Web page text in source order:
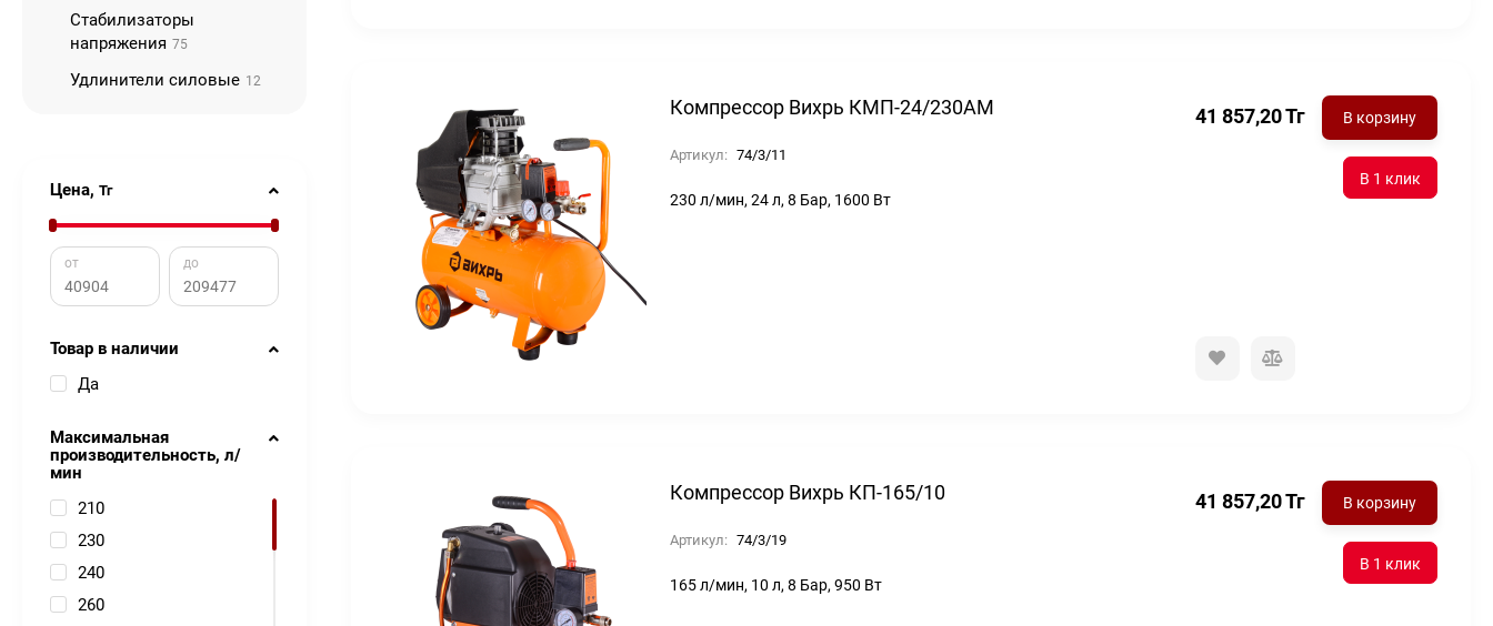
Компрессор Вихрь КМП-24/230АМ
Артикул: 74/3/11
230 л/мин, 24 л, 8 Бар, 1600 Вт
41 857,20Тг В корзину
Компрессор Вихрь КП-165/10
Артикул: 74/3/19
165 л/мин, 10 л, 8 Бар, 950 Вт
41 857,20Тг В корзину
Стабилизаторы
напряжения 75
Удлинители силовые 12
Цена, Тг
от до
Товар в наличии
Да
Максимальная
производительность, л/
мин
210
230
240
260